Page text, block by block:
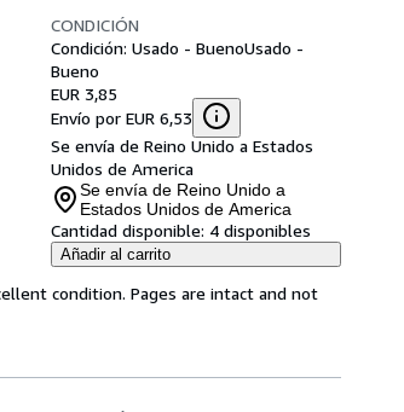
CONDICIÓN
Condición: Usado - BuenoUsado -
Bueno
EUR 3,85
Envío por EUR 6,53
Se envía de Reino Unido a Estados
Unidos de America
Se envía de Reino Unido a
Estados Unidos de America
Cantidad disponible: 4 disponibles
Añadir al carrito
condition. Pages are intact and not